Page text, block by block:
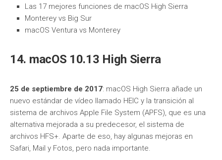
Las 17 mejores funciones de macOS High Sierra
Monterey vs Big Sur
macOS Ventura vs Monterey
14. macOS 10.13 High Sierra
25 de septiembre de 2017: macOS High Sierra añade un
nuevo estándar de vídeo llamado HEIC y la transición al
sistema de archivos Apple File System (APFS), que es una
alternativa mejorada a su predecesor, el sistema de
archivos HFS+. Aparte de eso, hay algunas mejoras en
Safari, Mail y Fotos, pero nada importante.